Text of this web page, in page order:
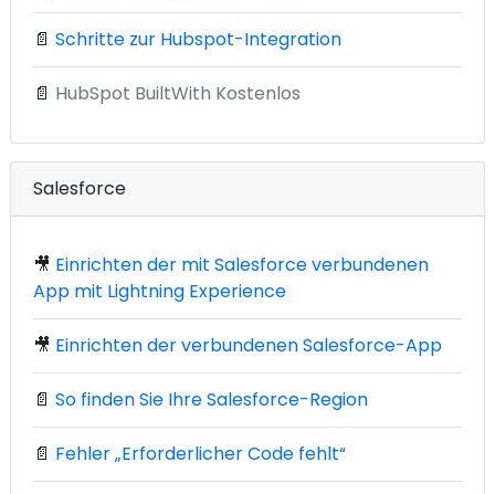
📄 Schritte zur Hubspot-Integration
📄 HubSpot BuiltWith Kostenlos
Salesforce
🎥 Einrichten der mit Salesforce verbundenen
App mit Lightning Experience
🎥 Einrichten der verbundenen Salesforce-App
📄 So finden Sie Ihre Salesforce-Region
📄 Fehler „Erforderlicher Code fehlt“